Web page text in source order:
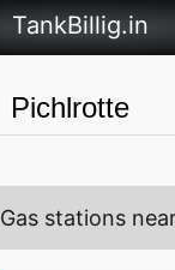
TankBillig.in
Gas stations